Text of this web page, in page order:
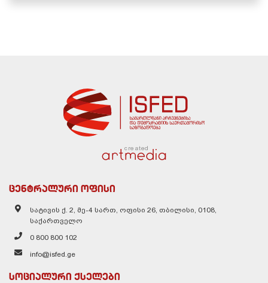
created
ცენტრალური ოფისი
სატივის ქ. 2, მე-4 სართ, ოფისი 26, თბილისი, 0108,
საქართველო
0 800 800 102
info@isfed.ge
სოციალური ქსელები